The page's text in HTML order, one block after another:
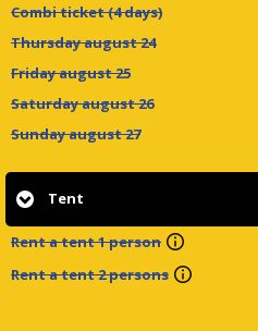
Combi ticket (4 days)
Thursday august 24
Friday august 25
Saturday august 26
Sunday august 27
Tent
Rent a tent 1 person
Rent a tent 2 persons